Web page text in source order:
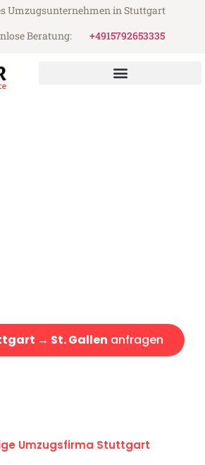
Umzugsunternehmen in Stuttgart
Beratung:
+4915792653335
→ St. Gallen anfragen
Umzugsfirma Stuttgart